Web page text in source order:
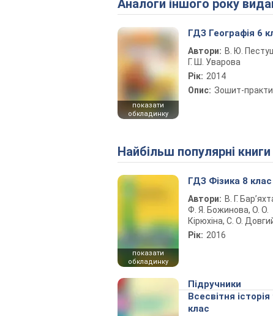
Аналоги іншого року
показати
обкладинку
ГДЗ Географія 6
Автори: В. Ю.
Г. Ш. Уварова
Рік: 2014
Опис: Зошит-
Найбільш популярні книги
показати
обкладинку
ГДЗ Фізика 8 клас
Автори: В. Г.
Ф. Я. Божинова, О. О.
Кірюхіна, С. О.
Рік: 2016
Підручники
Всесвітня історія
клас